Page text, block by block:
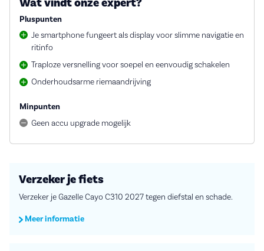
Pluspunten
Je smartphone fungeert als display voor slimme navigatie en
ritinfo
Traploze versnelling voor soepel en eenvoudig schakelen
Onderhoudsarme riemaandrijving
Minpunten
Geen accu upgrade mogelijk
Verzeker je fiets
Verzeker je Gazelle Cayo C310 2027 tegen diefstal en schade.
Meer informatie